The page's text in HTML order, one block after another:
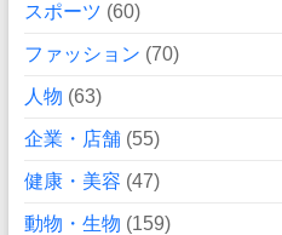
スポーツ (60)
ファッション (70)
人物 (63)
企業・店舗(55)
健康・美容 (47)
動物・生物 (159)